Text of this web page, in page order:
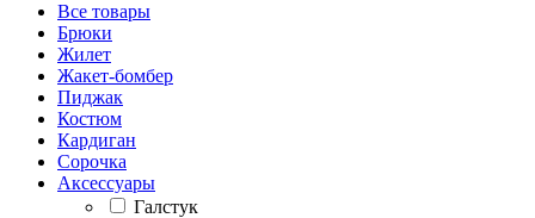
Все товары
Брюки
Жилет
Жакет-бомбер
Пиджак
Костюм
Кардиган
Сорочка
Аксессуары
Галстук